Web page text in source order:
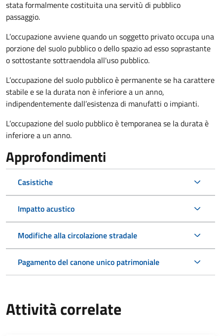
stata formalmente costituita una servitù di pubblico
passaggio.
L’occupazione avviene quando un soggetto privato occupa una
porzione del suolo pubblico o dello spazio ad esso soprastante
o sottostante sottraendola all'uso pubblico.
L’occupazione del suolo pubblico è permanente se ha carattere
stabile e se la durata non è inferiore a un anno,
indipendentemente dall’esistenza di manufatti o impianti.
L’occupazione del suolo pubblico è temporanea se la durata è
inferiore a un anno.
Approfondimenti
Casistiche
Impatto acustico
Modifiche alla circolazione stradale
Pagamento del canone unico patrimoniale
Attività correlate